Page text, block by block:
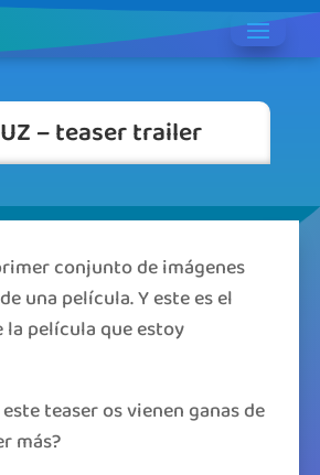
– teaser trailer
conjunto de imágenes
una película. Y este es el
película que estoy
este teaser os vienen ganas de
más?